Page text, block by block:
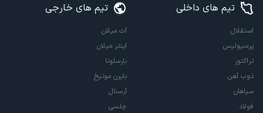
تیم های داخلی
استقلال
پرسپولیس
تراکتور
ذوب آهن
سپاهان
فولاد
تیم های خارجی
آث میلان
اینتر میلان
بارسلونا
بایرن مونیخ
آرسنال
چلسی